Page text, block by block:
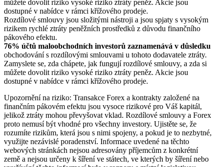
můžete dovolit riziko vysoké riziko ztráty peněz. Akcie jsou
dostupné v nabídce v rámci křížového prodeje.
Rozdílové smlouvy jsou složitými nástroji a jsou spjaty s vysokým
rizikem rychlé ztráty peněžních prostředků z důvodu finančního
pákového efektu.
76% účtů maloobchodních investorů zaznamenává v důsledku
obchodování s rozdílovými smlouvami u tohoto dodavatele ztráty.
Zamyslete se, zda chápete, jak fungují rozdílové smlouvy, a zda si
můžete dovolit riziko vysoké riziko ztráty peněz. Akcie jsou
dostupné v nabídce v rámci křížového prodeje.
Upozornění na riziko: Transakce Forex a kontrakty založené na
finančním pákovém efektu jsou vysoce rizikové pro Váš kapitál,
jelikož ztráty mohou převyšovat vklad. Rozdílové smlouvy a Forex
proto nemusí být vhodné pro všechny investory. Ujistěte se, že
rozumíte rizikům, která jsou s nimi spojeny, a pokud je to nezbytné,
využijte nezávislé poradenství. Informace uvedené na těchto
webových stránkách nejsou adresovány příjemcům z konkrétní
země a nejsou určeny k šíření ve státech, ve kterých by šíření nebo